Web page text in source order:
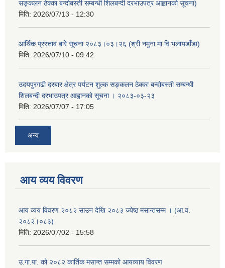
सङ्कलन ठेक्का बन्दोबस्ती सम्बन्धी शिलबन्दी दरभाउपत्र आह्वानको सूचना)
मिति: 2026/07/13 - 12:30
आर्थिक प्रस्ताव बारे सूचना २०८३।०३।२६ (श्री नमुना मा.वि.भलायडाँडा)
मिति: 2026/07/10 - 09:42
उदयपुरगढी दरबार क्षेत्र पर्यटन शुल्क सङ्कलन ठेक्का बन्दोबस्ती सम्बन्धी
शिलबन्दी दरभाउपत्र आह्वानको सूचना । २०८३-०३-२३
मिति: 2026/07/07 - 17:05
अन्य
आय व्यय विवरण
आय व्यय विवरण २०८२ साउन देखि २०८३ ज्येष्ठ मसान्तसम्म । (आ.व.
२०८२।०८३)
मिति: 2026/07/02 - 15:58
उ.गा.पा. को २०८२ कार्तिक मसान्त सम्मको आयव्याय विवरण